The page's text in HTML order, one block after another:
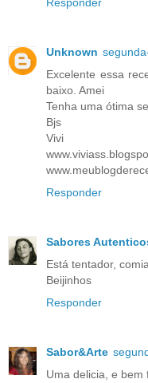
Unknown
Excelente essa
baixo. Amei
Tenha uma ótima
Bjs
Vivi
Responder
Sabores
Está tentador,
Beijinhos
Responder
Sabor&Arte
Uma delicia, e bem